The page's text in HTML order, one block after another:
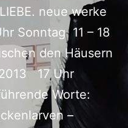
neue werke
Sonntag 11 – 18
den Häusern
17 Uhr
Worte:
–